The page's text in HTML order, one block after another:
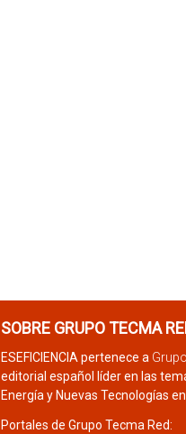
SOBRE GRUPO TECMA
ESEFICIENCIA pertenece a
editorial español líder en las
Energía y Nuevas Tecnologías
Portales de Grupo Tecma Red: